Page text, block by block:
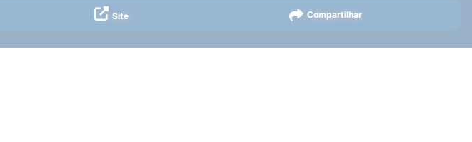
Site Compartilhar